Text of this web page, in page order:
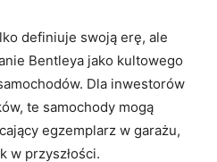
definiuje swoją erę, ale
Bentleya jako kultowego
Dla inwestorów
te ⁣samochody‌ mogą
‌egzemplarz w garażu,
w ‍przyszłości.